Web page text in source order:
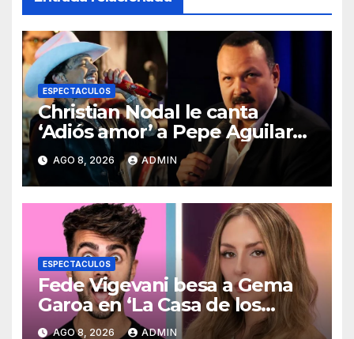
ESPECTACULOS
Christian Nodal le canta
‘Adiós amor’ a Pepe Aguilar
por su cumpleaños; redes
reaccionan
AGO 8, 2026 ADMIN
ESPECTACULOS
Fede Vigevani besa a Gema
Garoa en ‘La Casa de los
Famosos México’
AGO 8, 2026 ADMIN